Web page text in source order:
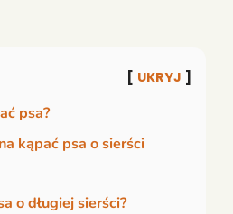
UKRYJ
psa?
kąpać psa o sierści
o długiej sierści?